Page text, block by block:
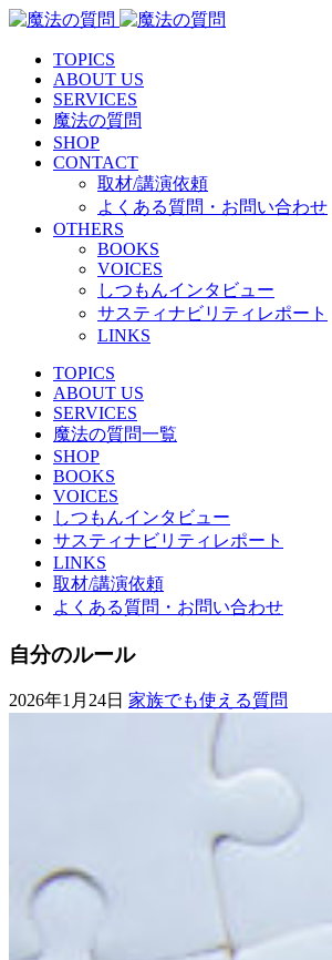
TOPICS
ABOUT US
SERVICES
魔法の質問
SHOP
CONTACT
取材/講演依頼
よくある質問・お問い合わせ
OTHERS
BOOKS
VOICES
しつもんインタビュー
サスティナビリティレポート
LINKS
TOPICS
ABOUT US
SERVICES
魔法の質問一覧
SHOP
BOOKS
VOICES
しつもんインタビュー
サスティナビリティレポート
LINKS
取材/講演依頼
よくある質問・お問い合わせ
自分のルール
2026年1月24日 家族でも使える質問